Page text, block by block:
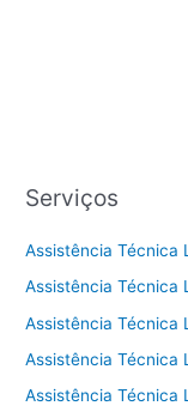
Serviços
Assistência Técnica
Assistência Técnica
Assistência Técnica
Assistência Técnica
Assistência Técnica